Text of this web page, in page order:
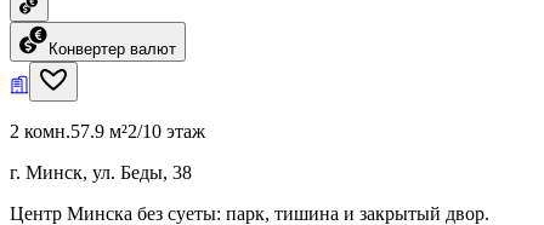
Конвертер валют
2 комн.57.9 м²2/10 этаж
г. Минск, ул. Беды, 38
Центр Минска без суеты: парк, тишина и закрытый двор.